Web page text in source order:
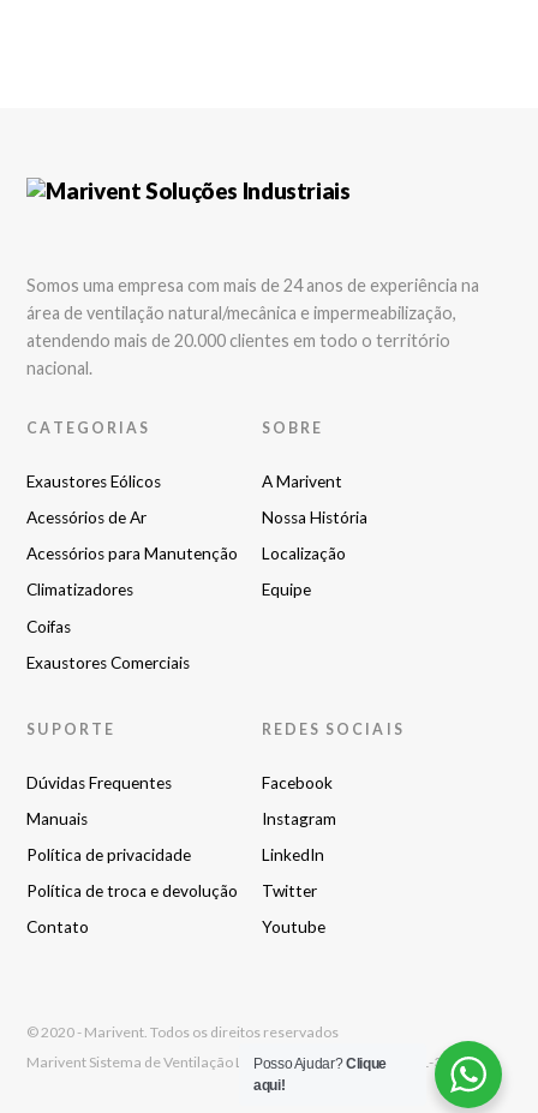
Somos uma empresa com mais de 24 anos de experiência na
área de ventilação natural/mecânica e impermeabilização,
atendendo mais de 20.000 clientes em todo o território
nacional.
CATEGORIAS
Exaustores Eólicos
Acessórios de Ar
Acessórios para Manutenção
Climatizadores
Coifas
Exaustores Comerciais
SOBRE
A Marivent
Nossa História
Localização
Equipe
SUPORTE
Dúvidas Frequentes
Manuais
Política de privacidade
Política de troca e devolução
Contato
REDES SOCIAIS
Facebook
Instagram
LinkedIn
Twitter
Youtube
© 2020 - Marivent. Todos os direitos reservados
Marivent Sistema de Ventilação Ltda. - CNPJ 01.228.661/0001-31
Posso Ajudar?Clique
aqui!